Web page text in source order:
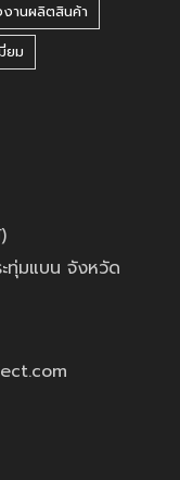
งานผลิตสินค้า
ยม
ทุ่มแบน จังหวัด